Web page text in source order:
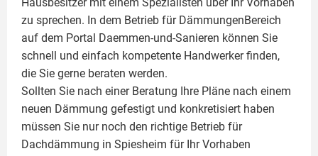
zu sprechen. In dem Betrieb für DämmungenBereich
auf dem Portal Daemmen-und-Sanieren können Sie
schnell und einfach kompetente Handwerker finden,
die Sie gerne beraten werden.
Sollten Sie nach einer Beratung Ihre Pläne nach einem
neuen Dämmung gefestigt und konkretisiert haben
müssen Sie nur noch den richtige Betrieb für
Dachdämmung in Spiesheim für Ihr Vorhaben